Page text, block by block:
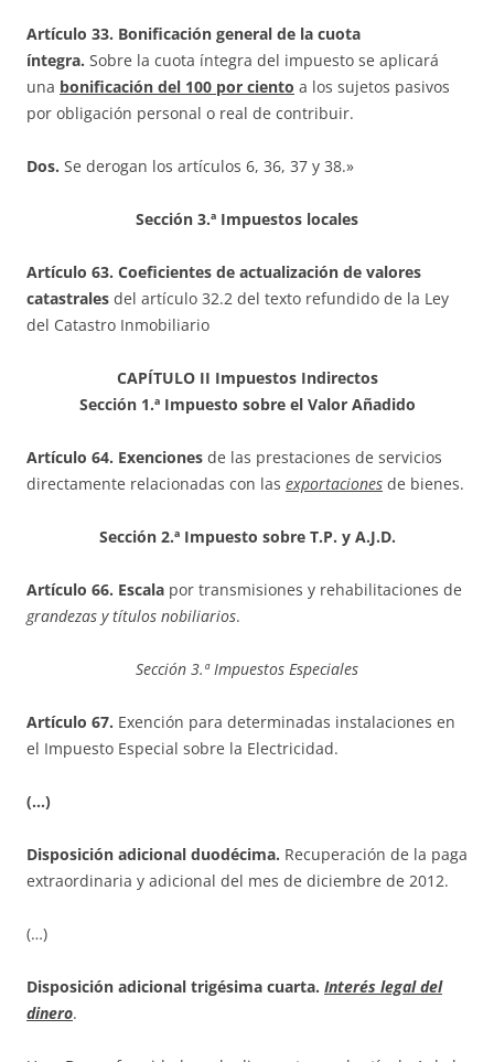
Artículo 33. Bonificación general de la cuota
íntegra. Sobre la cuota íntegra del impuesto se aplicará
una bonificación del 100 por ciento a los sujetos pasivos
por obligación personal o real de contribuir.
Dos. Se derogan los artículos 6, 36, 37 y 38.»
Sección 3.ª Impuestos locales
Artículo 63. Coeficientes de actualización de valores
catastrales del artículo 32.2 del texto refundido de la Ley
del Catastro Inmobiliario
CAPÍTULO II Impuestos Indirectos
Sección 1.ª Impuesto sobre el Valor Añadido
Artículo 64. Exenciones de las prestaciones de servicios
directamente relacionadas con las exportaciones de bienes.
Sección 2.ª Impuesto sobre T.P. y A.J.D.
Artículo 66. Escala por transmisiones y rehabilitaciones de
grandezas y títulos nobiliarios.
Sección 3.ª Impuestos Especiales
Artículo 67. Exención para determinadas instalaciones en
el Impuesto Especial sobre la Electricidad.
(…)
Disposición adicional duodécima. Recuperación de la paga
extraordinaria y adicional del mes de diciembre de 2012.
(…)
Disposición adicional trigésima cuarta. Interés legal del
dinero.